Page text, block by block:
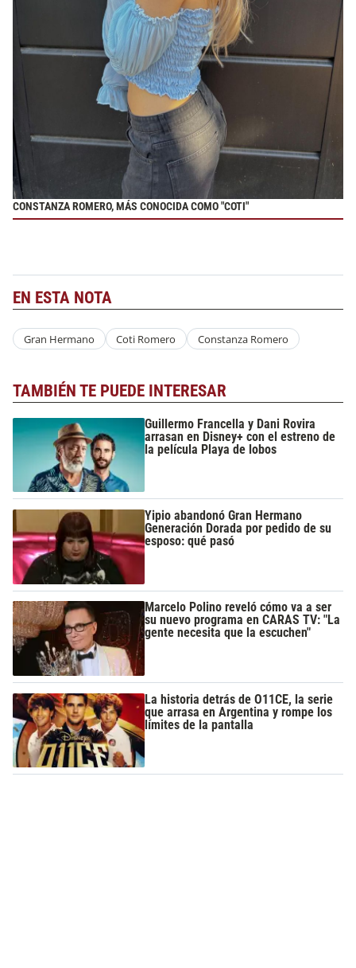
CONSTANZA ROMERO,MÁS CONOCIDA COMO "COTI"
EN ESTA NOTA
Gran Hermano Coti Romero Constanza Romero
TAMBIÉN TE PUEDE INTERESAR
Guillermo Francella y Dani Rovira
arrasan en Disney+ con el estreno de
la película Playa de lobos
Yipio abandonó Gran Hermano
Generación Dorada por pedido de su
esposo: qué pasó
Marcelo Polino reveló cómo va a ser
su nuevo programa en CARAS TV: "La
gente necesita que la escuchen"
La historia detrás de O11CE, la serie
que arrasa en Argentina y rompe los
límites de la pantalla